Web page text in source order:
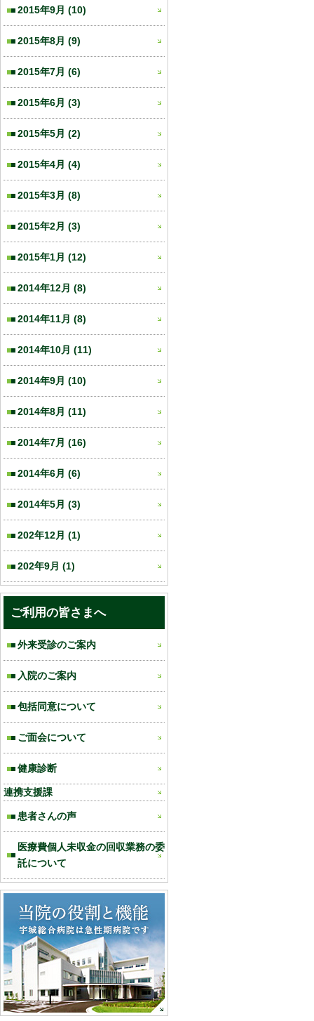
2015年9月 (10)
2015年8月 (9)
2015年7月 (6)
2015年6月 (3)
2015年5月 (2)
2015年4月 (4)
2015年3月 (8)
2015年2月 (3)
2015年1月 (12)
2014年12月 (8)
2014年11月 (8)
2014年10月 (11)
2014年9月 (10)
2014年8月 (11)
2014年7月 (16)
2014年6月 (6)
2014年5月 (3)
202年12月 (1)
202年9月 (1)
ご利用の皆さまへ
外来受診のご案内
入院のご案内
包括同意について
ご面会について
健康診断
連携支援課
患者さんの声
医療費個人未収金の回収業務の委
託について